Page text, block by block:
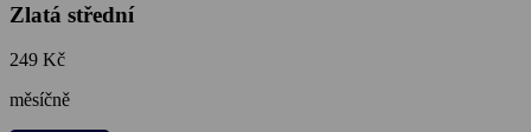
Zlatá střední
249 Kč
měsíčně